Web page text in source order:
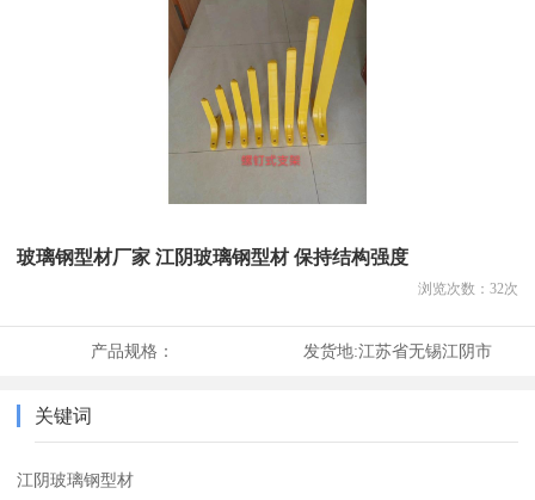
玻璃钢型材厂家 江阴玻璃钢型材 保持结构强度
浏览次数： 32次
产品规格： 发货地:江苏省无锡江阴市
关键词
江阴玻璃钢型材